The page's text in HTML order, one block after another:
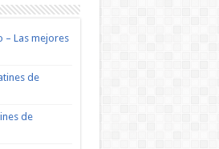
– Las mejores
de
de